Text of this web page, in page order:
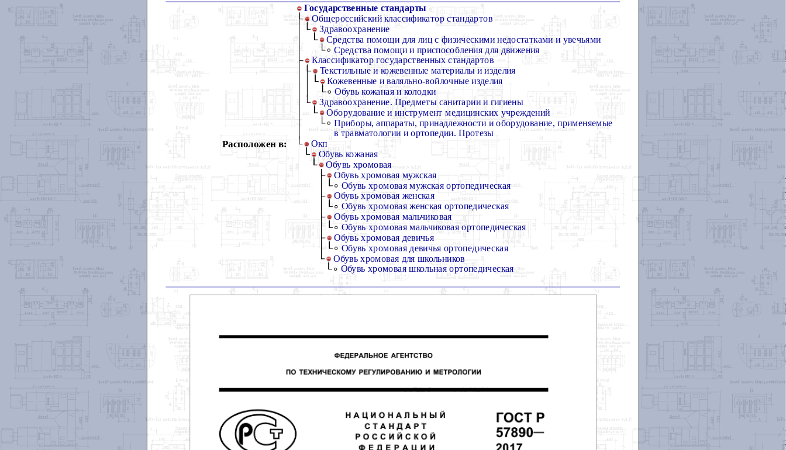
Расположен в:
Государственные стандарты
Общероссийский классификатор стандартов
Здравоохранение
Средства помощи для лиц с физическими недостатками и увечьями
Средства помощи и приспособления для движения
Классификатор государственных стандартов
Текстильные и кожевенные материалы и изделия
Кожевенные и валяльно-войлочные изделия
Обувь кожаная и колодки
Здравоохранение. Предметы санитарии и гигиены
Оборудование и инструмент медицинских учреждений
Приборы, аппараты, принадлежности и оборудование, применяемые
в травматологии и ортопедии. Протезы
Окп
Обувь кожаная
Обувь хромовая
Обувь хромовая мужская
Обувь хромовая мужская ортопедическая
Обувь хромовая женская
Обувь хромовая женская ортопедическая
Обувь хромовая мальчиковая
Обувь хромовая мальчиковая ортопедическая
Обувь хромовая девичья
Обувь хромовая девичья ортопедическая
Обувь хромовая для школьников
Обувь хромовая школьная ортопедическая